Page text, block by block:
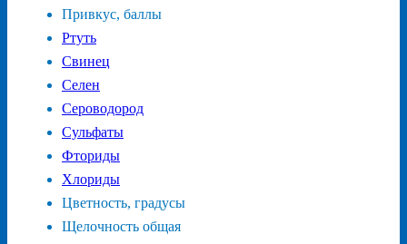
Привкус, баллы
Ртуть
Свинец
Селен
Сероводород
Сульфаты
Фториды
Хлориды
Цветность, градусы
Щелочность общая